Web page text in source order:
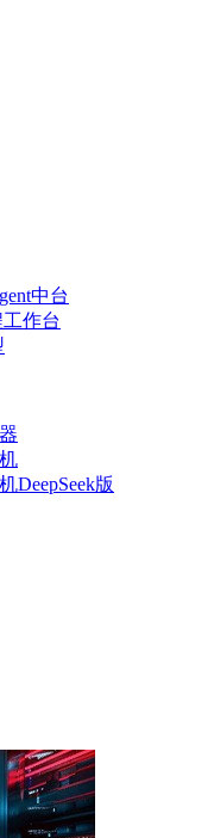
中台
作台
DeepSeek版